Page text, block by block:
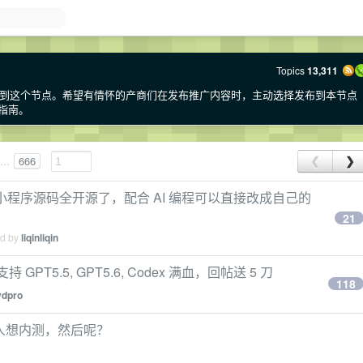
Topics13,311
这个节点。希望有情怀的产商们在发布推广内容时，主动选择发布到本节点
。
666 ❮ ❯
序源码全开源了，配合 AI 编程可以直接改成自己的
byliqinliqin
21
GPT5.5, GPT5.6, Codex 满血，回帖送 5 刀
118
内测，然后呢？